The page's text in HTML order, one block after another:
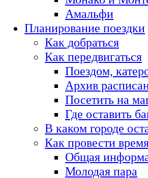
Амальфи
Планирование поездки
Как добраться
Как передвигаться
Поездом,
Архив
Посетить на
Где оставить
В каком городе
Как провести
Общая
Молодая пара